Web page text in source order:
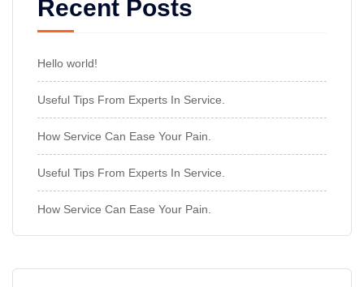
Recent Posts
Hello world!
Useful Tips From Experts In Service.
How Service Can Ease Your Pain.
Useful Tips From Experts In Service.
How Service Can Ease Your Pain.